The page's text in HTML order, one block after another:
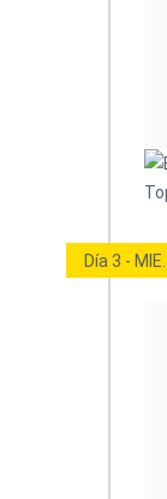
Día 3 - MIE.